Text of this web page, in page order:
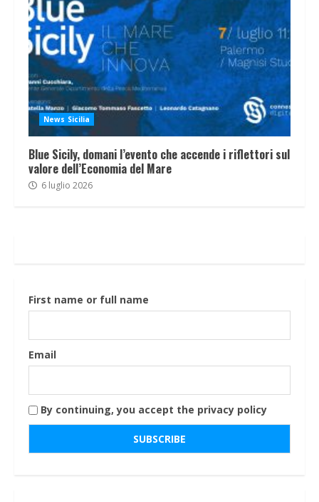
News Sicilia
Blue Sicily, domani l’evento che accende i riflettori sul
valore dell’Economia del Mare
6 luglio 2026
First name or full name
Email
By continuing, you accept the privacy policy